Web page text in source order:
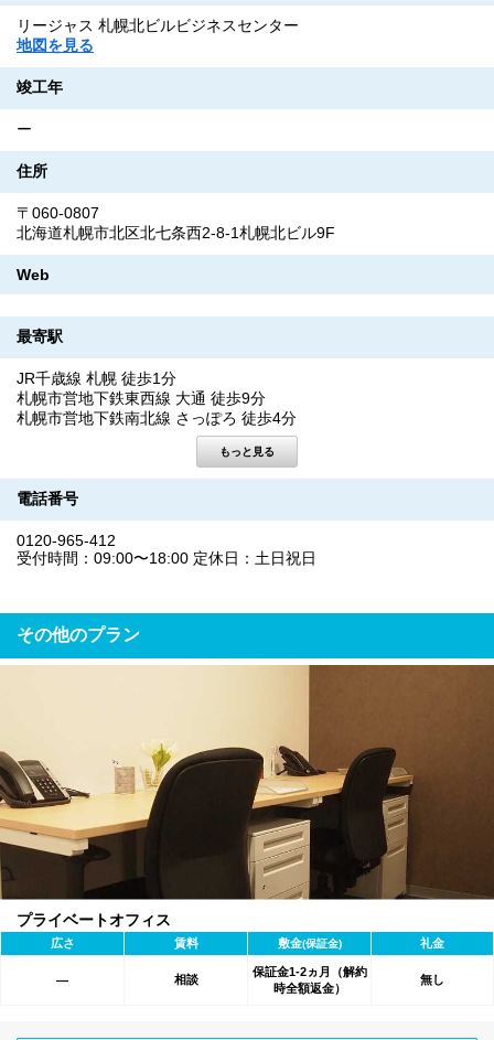
リージャス 札幌北ビルビジネスセンター
地図を見る
竣工年
ー
住所
〒060-0807
北海道札幌市北区北七条西2-8-1札幌北ビル9F
Web
最寄駅
JR千歳線 札幌 徒歩1分
札幌市営地下鉄東西線 大通 徒歩9分
札幌市営地下鉄南北線 さっぽろ 徒歩4分
電話番号
0120-965-412
受付時間：09:00〜18:00 定休日：土日祝日
その他のプラン
プライベートオフィス
広さ 賃料 敷金(保証金) 礼金
― 相談
保証金1-2ヵ月（解約
時全額返金）
無し